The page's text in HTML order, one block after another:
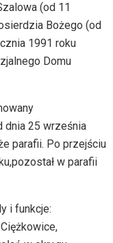
(od 11
Bożego (od
1991 roku
Domu
dnia 25 września
parafii. Po przejściu
w parafii
i funkcje: